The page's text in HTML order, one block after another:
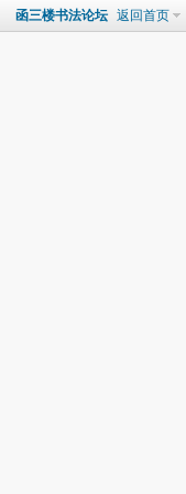
函三楼书法论坛 返回首页